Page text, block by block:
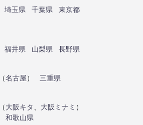
埼玉県 千葉県
東京都
福井県 山梨県
長野県
（名古屋）
三重県
（大阪キタ、 大阪ミナミ ）
和歌山県